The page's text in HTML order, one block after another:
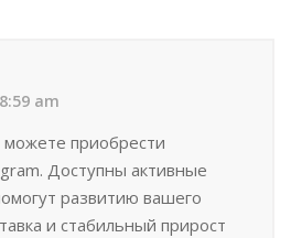
am
приобрести
Доступны активные
развитию вашего
и стабильный прирост